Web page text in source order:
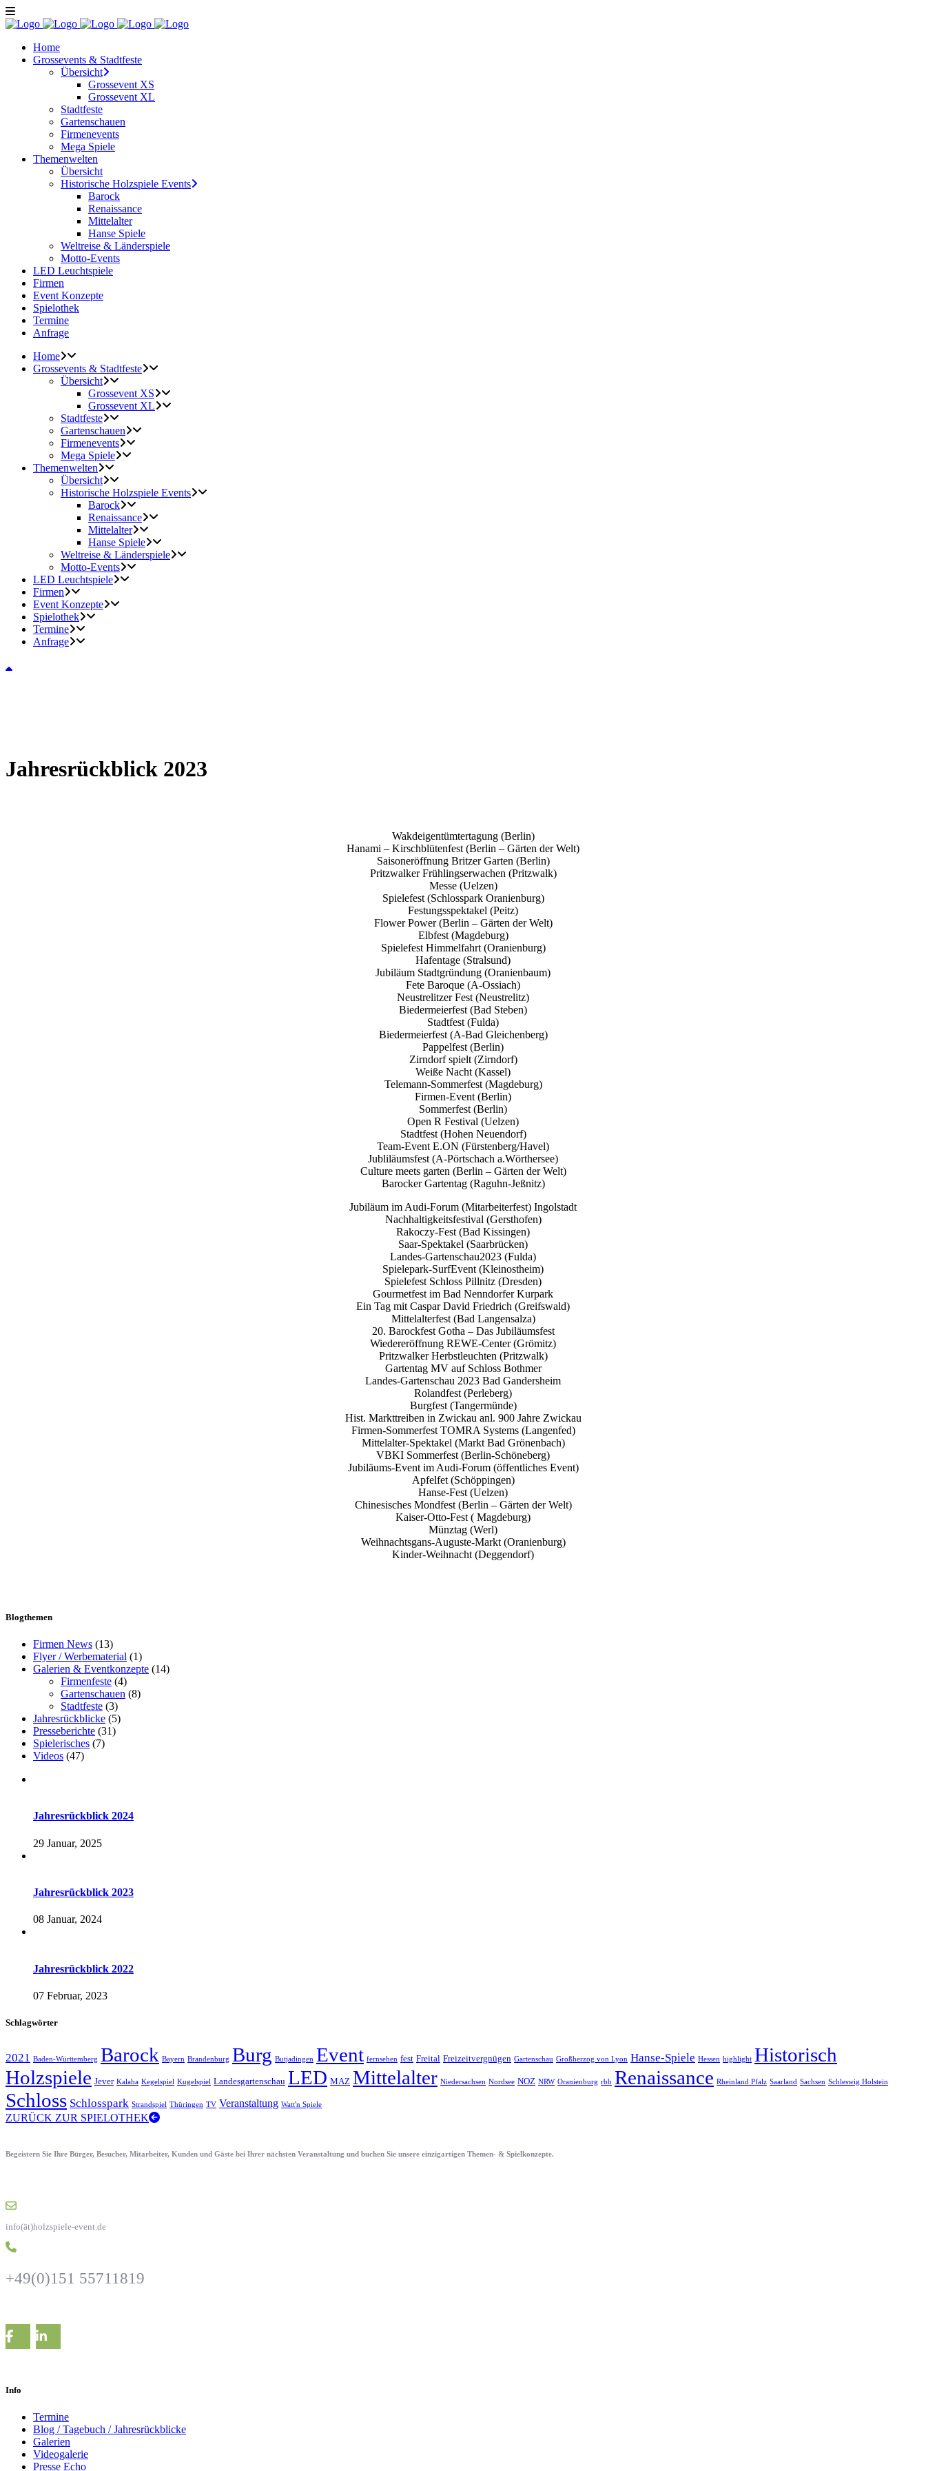
Home
Grossevents & Stadtfeste
Übersicht
Grossevent XS
Grossevent XL
Stadtfeste
Gartenschauen
Firmenevents
Mega Spiele
Themenwelten
Übersicht
Historische Holzspiele Events
Barock
Renaissance
Mittelalter
Hanse Spiele
Weltreise & Länderspiele
Motto-Events
LED Leuchtspiele
Firmen
Event Konzepte
Spielothek
Termine
Anfrage
Home
Grossevents & Stadtfeste
Übersicht
Grossevent XS
Grossevent XL
Stadtfeste
Gartenschauen
Firmenevents
Mega Spiele
Themenwelten
Übersicht
Historische Holzspiele Events
Barock
Renaissance
Mittelalter
Hanse Spiele
Weltreise & Länderspiele
Motto-Events
LED Leuchtspiele
Firmen
Event Konzepte
Spielothek
Termine
Anfrage
Jahresrückblick 2023
Wakdeigentümtertagung (Berlin)
Hanami – Kirschblütenfest (Berlin – Gärten der Welt)
Saisoneröffnung Britzer Garten (Berlin)
Pritzwalker Frühlingserwachen (Pritzwalk)
Messe (Uelzen)
Spielefest (Schlosspark Oranienburg)
Festungsspektakel (Peitz)
Flower Power (Berlin – Gärten der Welt)
Elbfest (Magdeburg)
Spielefest Himmelfahrt (Oranienburg)
Hafentage (Stralsund)
Jubiläum Stadtgründung (Oranienbaum)
Fete Baroque (A-Ossiach)
Neustrelitzer Fest (Neustrelitz)
Biedermeierfest (Bad Steben)
Stadtfest (Fulda)
Biedermeierfest (A-Bad Gleichenberg)
Pappelfest (Berlin)
Zirndorf spielt (Zirndorf)
Weiße Nacht (Kassel)
Telemann-Sommerfest (Magdeburg)
Firmen-Event (Berlin)
Sommerfest (Berlin)
Open R Festival (Uelzen)
Stadtfest (Hohen Neuendorf)
Team-Event E.ON (Fürstenberg/Havel)
Jubliläumsfest (A-Pörtschach a.Wörthersee)
Culture meets garten (Berlin – Gärten der Welt)
Barocker Gartentag (Raguhn-Jeßnitz)
Jubiläum im Audi-Forum (Mitarbeiterfest) Ingolstadt
Nachhaltigkeitsfestival (Gersthofen)
Rakoczy-Fest (Bad Kissingen)
Saar-Spektakel (Saarbrücken)
Landes-Gartenschau2023 (Fulda)
Spielepark-SurfEvent (Kleinostheim)
Spielefest Schloss Pillnitz (Dresden)
Gourmetfest im Bad Nenndorfer Kurpark
Ein Tag mit Caspar David Friedrich (Greifswald)
Mittelalterfest (Bad Langensalza)
20. Barockfest Gotha – Das Jubiläumsfest
Wiedereröffnung REWE-Center (Grömitz)
Pritzwalker Herbstleuchten (Pritzwalk)
Gartentag MV auf Schloss Bothmer
Landes-Gartenschau 2023 Bad Gandersheim
Rolandfest (Perleberg)
Burgfest (Tangermünde)
Hist. Markttreiben in Zwickau anl. 900 Jahre Zwickau
Firmen-Sommerfest TOMRA Systems (Langenfed)
Mittelalter-Spektakel (Markt Bad Grönenbach)
VBKI Sommerfest (Berlin-Schöneberg)
Jubiläums-Event im Audi-Forum (öffentliches Event)
Apfelfet (Schöppingen)
Hanse-Fest (Uelzen)
Chinesisches Mondfest (Berlin – Gärten der Welt)
Kaiser-Otto-Fest ( Magdeburg)
Münztag (Werl)
Weihnachtsgans-Auguste-Markt (Oranienburg)
Kinder-Weihnacht (Deggendorf)
Blogthemen
Firmen News (13)
Flyer / Werbematerial (1)
Galerien & Eventkonzepte (14)
Firmenfeste (4)
Gartenschauen (8)
Stadtfeste (3)
Jahresrückblicke (5)
Presseberichte (31)
Spielerisches (7)
Videos (47)
Jahresrückblick 2024
29 Januar, 2025
Jahresrückblick 2023
08 Januar, 2024
Jahresrückblick 2022
07 Februar, 2023
Schlagwörter
2021 Baden-Württemberg Barock Bayern Brandenburg Burg Butjadingen Event fernsehen fest Freital Freizeitvergnügen Gartenschau Großherzog von Lyon Hanse-Spiele Hessen highlight Historisch
Holzspiele Jever Kalaha Kegelspiel Kugelspiel Landesgartenschau LED MAZ Mittelalter Niedersachsen Nordsee NOZ NRW Oranienburg rbb Renaissance Rheinland Pfalz Saarland Sachsen Schleswig Holstein
Schloss Schlosspark Strandspiel Thüringen TV Veranstaltung Watt'n Spiele
ZURÜCK ZUR SPIELOTHEK
Begeistern Sie Ihre Bürger, Besucher, Mitarbeiter, Kunden und Gäste bei Ihrer nächsten Veranstaltung und buchen Sie unsere einzigartigen Themen- & Spielkonzepte.
info(ät)holzspiele-event.de
+49(0)151 55711819
Info
Termine
Blog / Tagebuch / Jahresrückblicke
Galerien
Videogalerie
Presse Echo